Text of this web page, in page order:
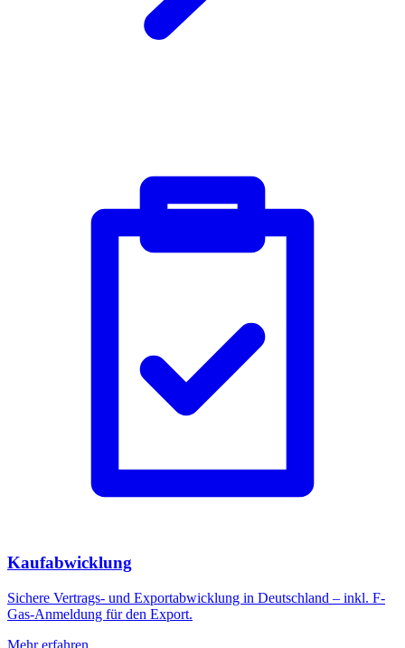
Kaufabwicklung
Sichere Vertrags- und Exportabwicklung in Deutschland – inkl. F-
Gas-Anmeldung für den Export.
Mehr erfahren